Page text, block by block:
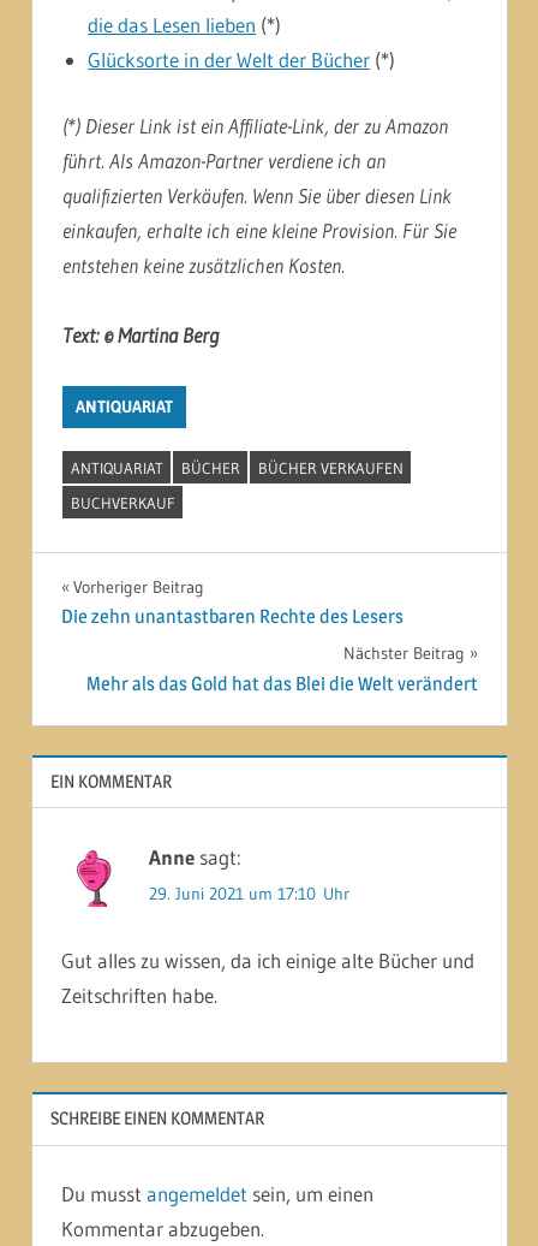
die das Lesen lieben (*)
Glücksorte in der Welt der Bücher (*)
(*) Dieser Link ist ein Affiliate-Link, der zu Amazon
führt. Als Amazon-Partner verdiene ich an
qualifizierten Verkäufen. Wenn Sie über diesen Link
einkaufen, erhalte ich eine kleine Provision. Für Sie
entstehen keine zusätzlichen Kosten.
Text: © Martina Berg
ANTIQUARIAT
ANTIQUARIAT BÜCHER
BÜCHER VERKAUFEN
BUCHVERKAUF
Beitragsnavigation
Vorheriger Beitrag
Die zehn unantastbaren Rechte des Lesers
Nächster Beitrag
Mehr als das Gold hat das Blei die Welt verändert
EIN KOMMENTAR
Anne sagt:
29. Juni 2021 um 17:10 Uhr
Gut alles zu wissen, da ich einige alte Bücher und
Zeitschriften habe.
SCHREIBE EINEN KOMMENTAR
Du musst angemeldetsein, um einen
Kommentar abzugeben.